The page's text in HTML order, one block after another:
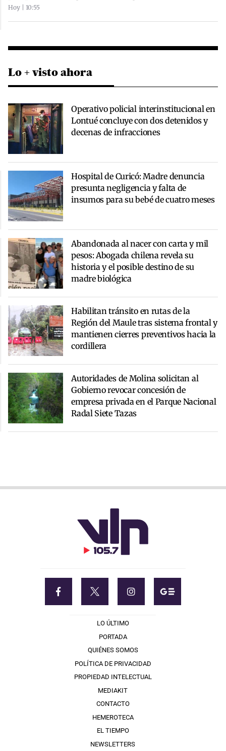
Hoy | 10:55
Lo + visto ahora
Operativo policial interinstitucional en
Lontué concluye con dos detenidos y
decenas de infracciones
Hospital de Curicó: Madre denuncia
presunta negligencia y falta de
insumos para su bebé de cuatro meses
Abandonada al nacer con carta y mil
pesos: Abogada chilena revela su
historia y el posible destino de su
madre biológica
Habilitan tránsito en rutas de la
Región del Maule tras sistema frontal y
mantienen cierres preventivos hacia la
cordillera
Autoridades de Molina solicitan al
Gobierno revocar concesión de
empresa privada en el Parque Nacional
Radal Siete Tazas
LO ÚLTIMO
PORTADA
QUIÉNES SOMOS
POLÍTICA DE PRIVACIDAD
PROPIEDAD INTELECTUAL
MEDIAKIT
CONTACTO
HEMEROTECA
EL TIEMPO
NEWSLETTERS